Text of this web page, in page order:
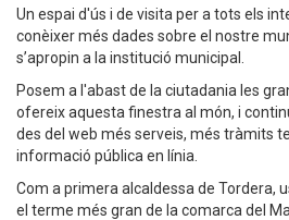
Un espai d'ús i de visita per a tots els
conèixer més dades sobre el nostre
s’apropin a la institució municipal.
Posem a l'abast de la ciutadania les
ofereix aquesta finestra al món, i
des del web més serveis, més tràmits
informació pública en línia.
Com a primera alcaldessa de Tordera,
el terme més gran de la comarca del